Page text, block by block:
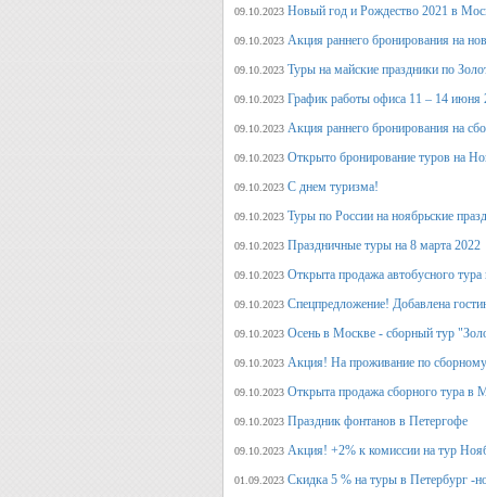
09.10.2023 Новый год и Рождество 2021 в
09.10.2023 Акция раннего бронирования на
09.10.2023 Туры на майские праздники по
09.10.2023 График работы офиса 11 – 14 июня
09.10.2023 Акция раннего бронирования на
09.10.2023 Открыто бронирование туров на
09.10.2023 С днем туризма!
09.10.2023 Туры по России на ноябрьские
09.10.2023 Праздничные туры на 8 марта 2022
09.10.2023 Открыта продажа автобусного
09.10.2023 Спецпредложение! Добавлена
09.10.2023 Осень в Москве - сборный тур
09.10.2023 Акция! На проживание по
09.10.2023 Открыта продажа сборного тура в
09.10.2023 Праздник фонтанов в Петергофе
09.10.2023 Акция! +2% к комиссии на тур
01.09.2023 Скидка 5 % на туры в Петербург -